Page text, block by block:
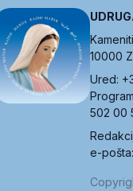
10000
Ured:
502 00
e-